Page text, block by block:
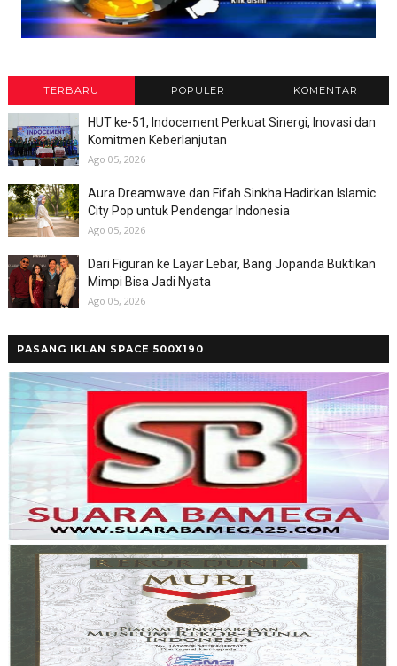
TERBARU POPULER KOMENTAR
HUT ke-51, Indocement Perkuat Sinergi, Inovasi dan
Komitmen Keberlanjutan
Ago 05, 2026
Aura Dreamwave dan Fifah Sinkha Hadirkan Islamic
City Pop untuk Pendengar Indonesia
Ago 05, 2026
Dari Figuran ke Layar Lebar, Bang Jopanda Buktikan
Mimpi Bisa Jadi Nyata
Ago 05, 2026
PASANG IKLAN SPACE 500X190